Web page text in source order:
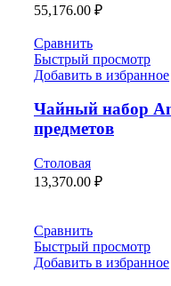
55,176.00 ₽
Сравнить
Быстрый просмотр
Добавить в избранное
Чайный набор
предметов
Столовая
13,370.00 ₽
Сравнить
Быстрый просмотр
Добавить в избранное